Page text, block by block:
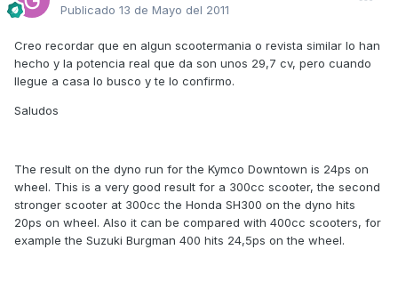
Publicado 13 de Mayo del 2011
Creo recordar que en algun scootermania o revista similar lo han
hecho y la potencia real que da son unos 29,7 cv, pero cuando
llegue a casa lo busco y te lo confirmo.
Saludos
The result on the dyno run for the Kymco Downtown is 24ps on
wheel. This is a very good result for a 300cc scooter, the second
stronger scooter at 300cc the Honda SH300 on the dyno hits
20ps on wheel. Also it can be compared with 400cc scooters, for
example the Suzuki Burgman 400 hits 24,5ps on the wheel.